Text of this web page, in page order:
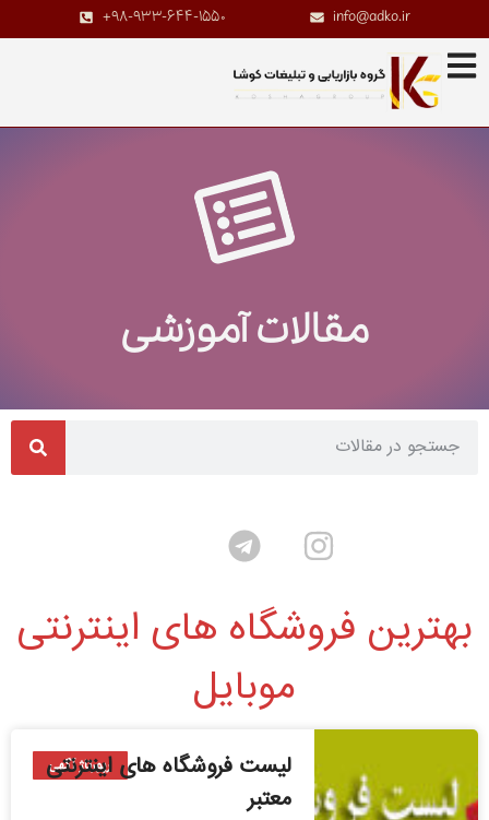
info@adko.ir
+98-933-644-1550
مقالات آموزشی
بهترین فروشگاه های اینترنتی
موبایل
رپورتاژ آگهی
لیست فروشگاه های اینترنتی
معتبر